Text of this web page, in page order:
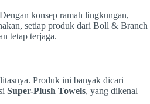
konsep ramah lingkungan,
setiap produk dari Boll & Branch
tetap terjaga.
Produk ini banyak dicari
Super-Plush Towels, yang dikenal